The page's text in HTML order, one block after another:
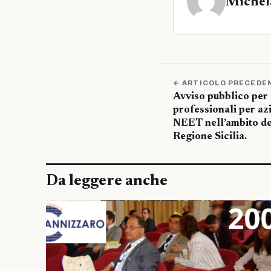
← ARTICOLO
Avviso pubblico
professionali per
NEET nell’ambito
Regione Sicilia.
Da leggere anche